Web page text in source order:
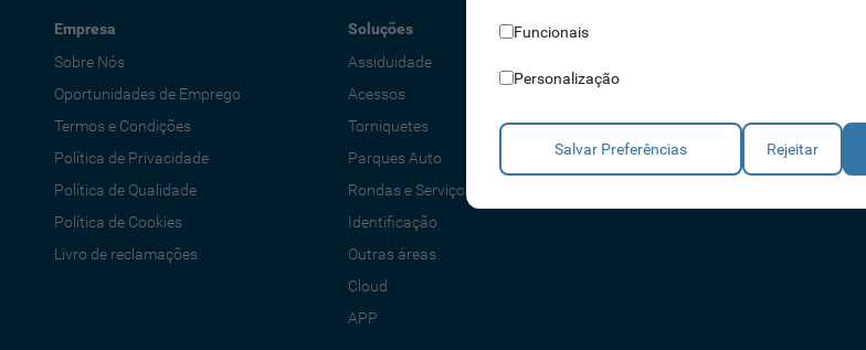
Empresa
Sobre Nós
Oportunidades de Emprego
Termos e Condições
Política de Privacidade
Política de Qualidade
Política de Cookies
Livro de reclamações
Soluções
Assiduidade
Acessos
Torniquetes
Parques Auto
Rondas e Serviços
Identificação
Outras áreas
Cloud
APP
Integradores
Funcionais
Personalização
Salvar Preferências Rejeitar